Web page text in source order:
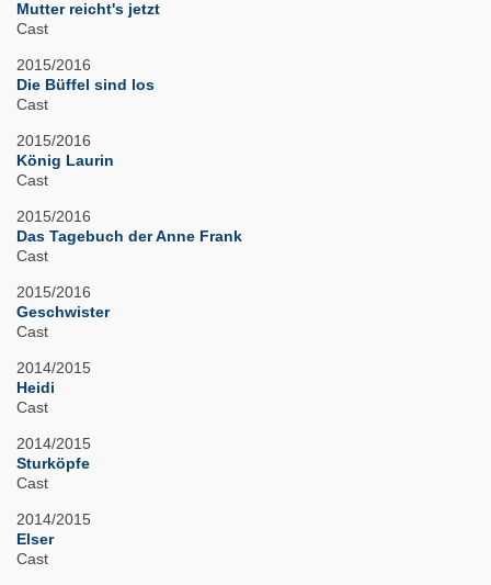
Mutter reicht's jetzt
Cast
2015/2016
Die Büffel sind los
Cast
2015/2016
König Laurin
Cast
2015/2016
Das Tagebuch der Anne Frank
Cast
2015/2016
Geschwister
Cast
2014/2015
Heidi
Cast
2014/2015
Sturköpfe
Cast
2014/2015
Elser
Cast